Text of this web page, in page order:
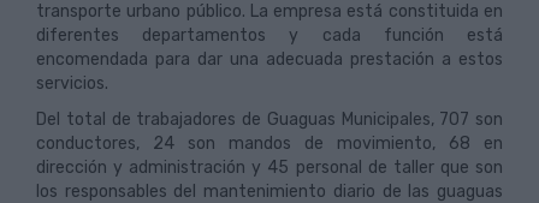
transporte urbano público. La empresa está constituida en
diferentes departamentos y cada función está
encomendada para dar una adecuada prestación a estos
servicios.
Del total de trabajadores de Guaguas Municipales, 707 son
conductores, 24 son mandos de movimiento, 68 en
dirección y administración y 45 personal de taller que son
los responsables del mantenimiento diario de las guaguas